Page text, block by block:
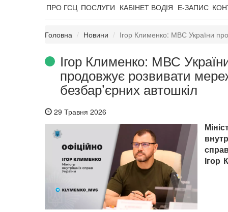
ПРО ГСЦ ПОСЛУГИ КАБІНЕТ ВОДІЯ Е-ЗАПИС
Головна Новини Ігор Клименко: МВС України
Ігор Клименко: МВС
продовжує розвивати
безбар’єрних автошкіл
29 Травня 2026
Ігор